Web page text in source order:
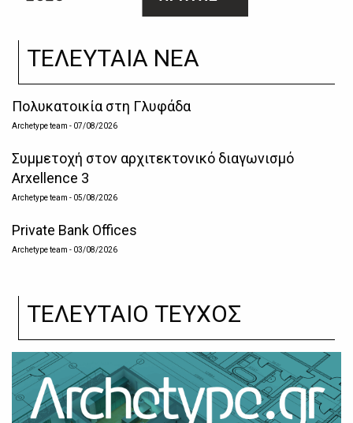
ΤΕΛΕΥΤΑΙΑ ΝΕΑ
Πολυκατοικία στη Γλυφάδα
Archetype team - 07/08/2026
Συμμετοχή στον αρχιτεκτονικό διαγωνισμό
Arxellence 3
Archetype team - 05/08/2026
Private Bank Offices
Archetype team - 03/08/2026
ΤΕΛΕΥΤΑΙΟ ΤΕΥΧΟΣ